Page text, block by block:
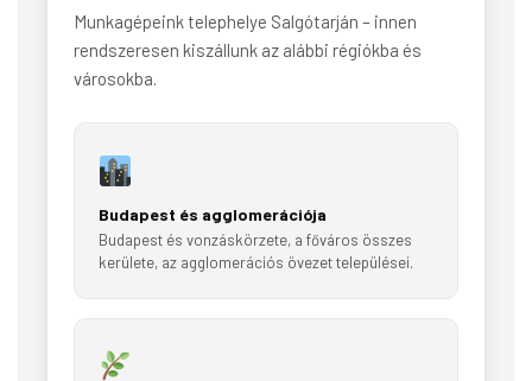
Munkagépeink telephelye Salgótarján – innen
rendszeresen kiszállunk az alábbi régiókba és
városokba.
Budapest és agglomerációja
Budapest és vonzáskörzete, a főváros összes
kerülete, az agglomerációs övezet települései.